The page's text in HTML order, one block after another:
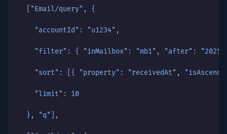
  ["Email/query", {
    "accountId": "u1234",
"filter": { "inMailbox": "mb1", "after":
"sort": [{ "property": "receivedAt",
    "limit": 10
  }, "q"],